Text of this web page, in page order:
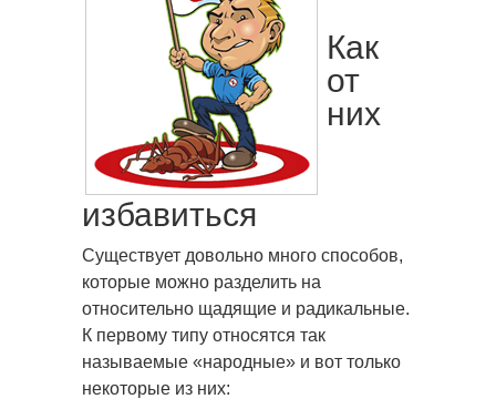
Как
от
них
избавиться
Существует довольно много способов,
которые можно разделить на
относительно щадящие и радикальные.
К первому типу относятся так
называемые «народные» и вот только
некоторые из них: